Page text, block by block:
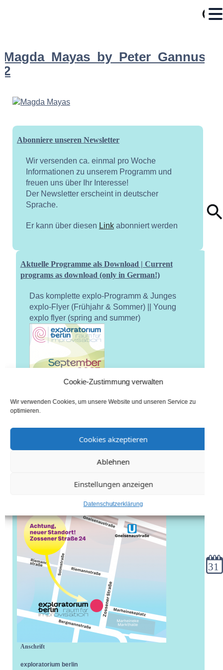
Cookie-Zustimmung verwalten
Wir verwenden Cookies, um unsere Website und unseren Service zu
optimieren.
Cookies akzeptieren
Ablehnen
Einstellungen anzeigen
Datenschutzerklärung
2
Abonniere unseren Newsletter
Wir versenden ca. einmal pro Woche
Informationen zu unserem Programm und
freuen uns über Ihr Interesse!
Der Newsletter erscheint in deutscher
Sprache.
Er kann über diesen Linkabonniert werden
Aktuelle Programme als Download | Current
programs as download (only in German!)
Das komplette explo-Programm & Junges
explo-Flyer (Frühjahr & Sommer) || Young
explo flyer (spring and summer)
Anschrift
exploratorium berlin